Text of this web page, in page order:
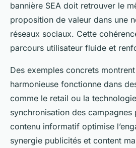
bannière SEA doit retrouver le
proposition de valeur dans une
réseaux sociaux. Cette
parcours utilisateur fluide et
Des exemples concrets
harmonieuse fonctionne dans
comme le retail ou la
synchronisation des
contenu informatif optimise
synergie publicités et content